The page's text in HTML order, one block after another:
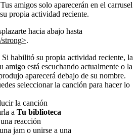
Tus amigos solo aparecerán en el carrusel
propia actividad reciente.
hacia abajo hasta
strong>.
Si habilitó su propia actividad reciente, la
amigo está escuchando actualmente o la
aparecerá debajo de su nombre.
seleccionar la canción para hacer lo
la canción
a Tu biblioteca
reacción
jam o unirse a una